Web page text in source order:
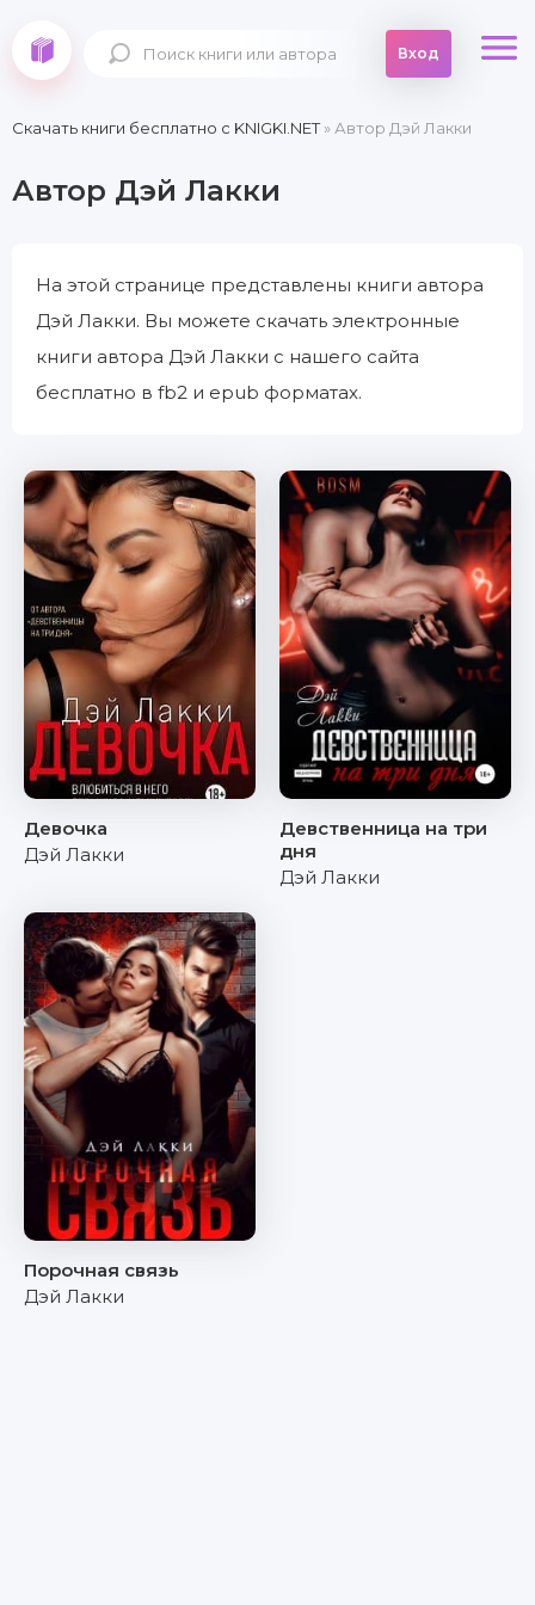
Вход
Скачать книги бесплатно c KNIGKI.NET» Автор Дэй Лакки
Автор Дэй Лакки
На этой странице представлены книги автора
Дэй Лакки. Вы можете скачать электронные
книги автора Дэй Лакки с нашего сайта
бесплатно в fb2 и epub форматах.
Девочка
Дэй Лакки
Девственница на три
дня
Дэй Лакки
Порочная связь
Дэй Лакки